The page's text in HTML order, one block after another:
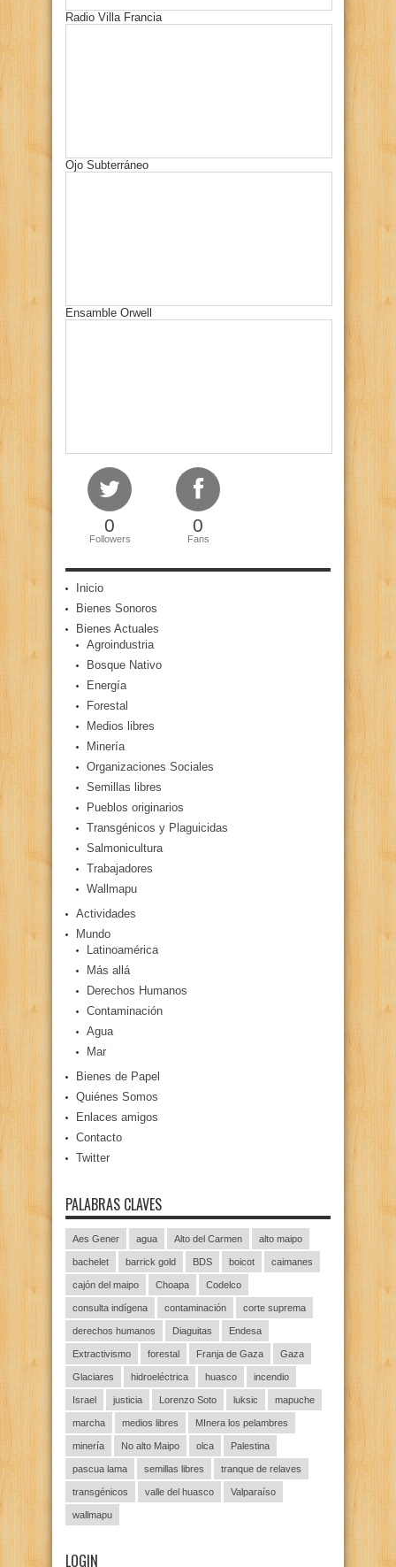
Radio Villa Francia
Ojo Subterráneo
Ensamble Orwell
0
Followers
0
Fans
Inicio
Bienes Sonoros
Bienes Actuales
Agroindustria
Bosque Nativo
Energía
Forestal
Medios libres
Minería
Organizaciones Sociales
Semillas libres
Pueblos originarios
Transgénicos y Plaguicidas
Salmonicultura
Trabajadores
Wallmapu
Actividades
Mundo
Latinoamérica
Más allá
Derechos Humanos
Contaminación
Agua
Mar
Bienes de Papel
Quiénes Somos
Enlaces amigos
Contacto
Twitter
PALABRAS CLAVES
Aes Gener agua Alto del Carmen alto maipo
bachelet barrick gold BDS boicot caimanes
cajón del maipo Choapa Codelco
consulta indígena contaminación corte suprema
derechos humanos Diaguitas Endesa
Extractivismo forestal Franja de Gaza Gaza
Glaciares hidroeléctrica huasco incendio
Israel justicia Lorenzo Soto luksic mapuche
marcha medios libres MInera los pelambres
minería No alto Maipo olca Palestina
pascua lama semillas libres tranque de relaves
transgénicos valle del huasco Valparaíso
wallmapu
LOGIN